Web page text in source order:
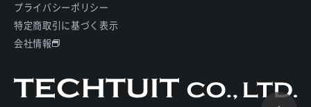
プライバシーポリシー
特定商取引に基づく表示
会社情報